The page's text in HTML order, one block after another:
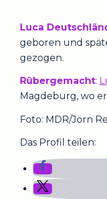
Luca
geboren und
gezogen.
Rübergemacht:
Magdeburg, wo
Foto: MDR/Jörn
Das Profil teilen: